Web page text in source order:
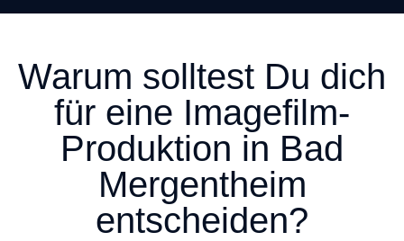
Warum solltest Du dich
für eine Imagefilm-
Produktion in Bad
Mergentheim
entscheiden?